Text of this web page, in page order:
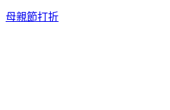
母親節打折